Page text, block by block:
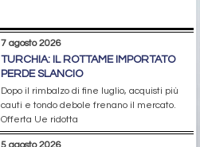
7 agosto 2026
TURCHIA: IL ROTTAME IMPORTATO
PERDE SLANCIO
Dopo il rimbalzo di fine luglio, acquisti più
cauti e tondo debole frenano il mercato.
Offerta Ue ridotta
5 agosto 2026